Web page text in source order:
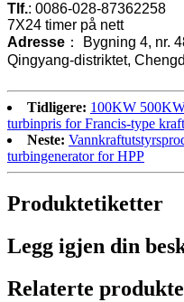
Tlf.: 0086-028-87362258
7X24 timer på nett
Adresse ： Bygning 4, nr.
Qingyang-distriktet,
Tidligere: 100KW
turbinpris for Francis-type
Neste:
turbingenerator for HPP
Produktetiketter
Legg igjen din
Relaterte